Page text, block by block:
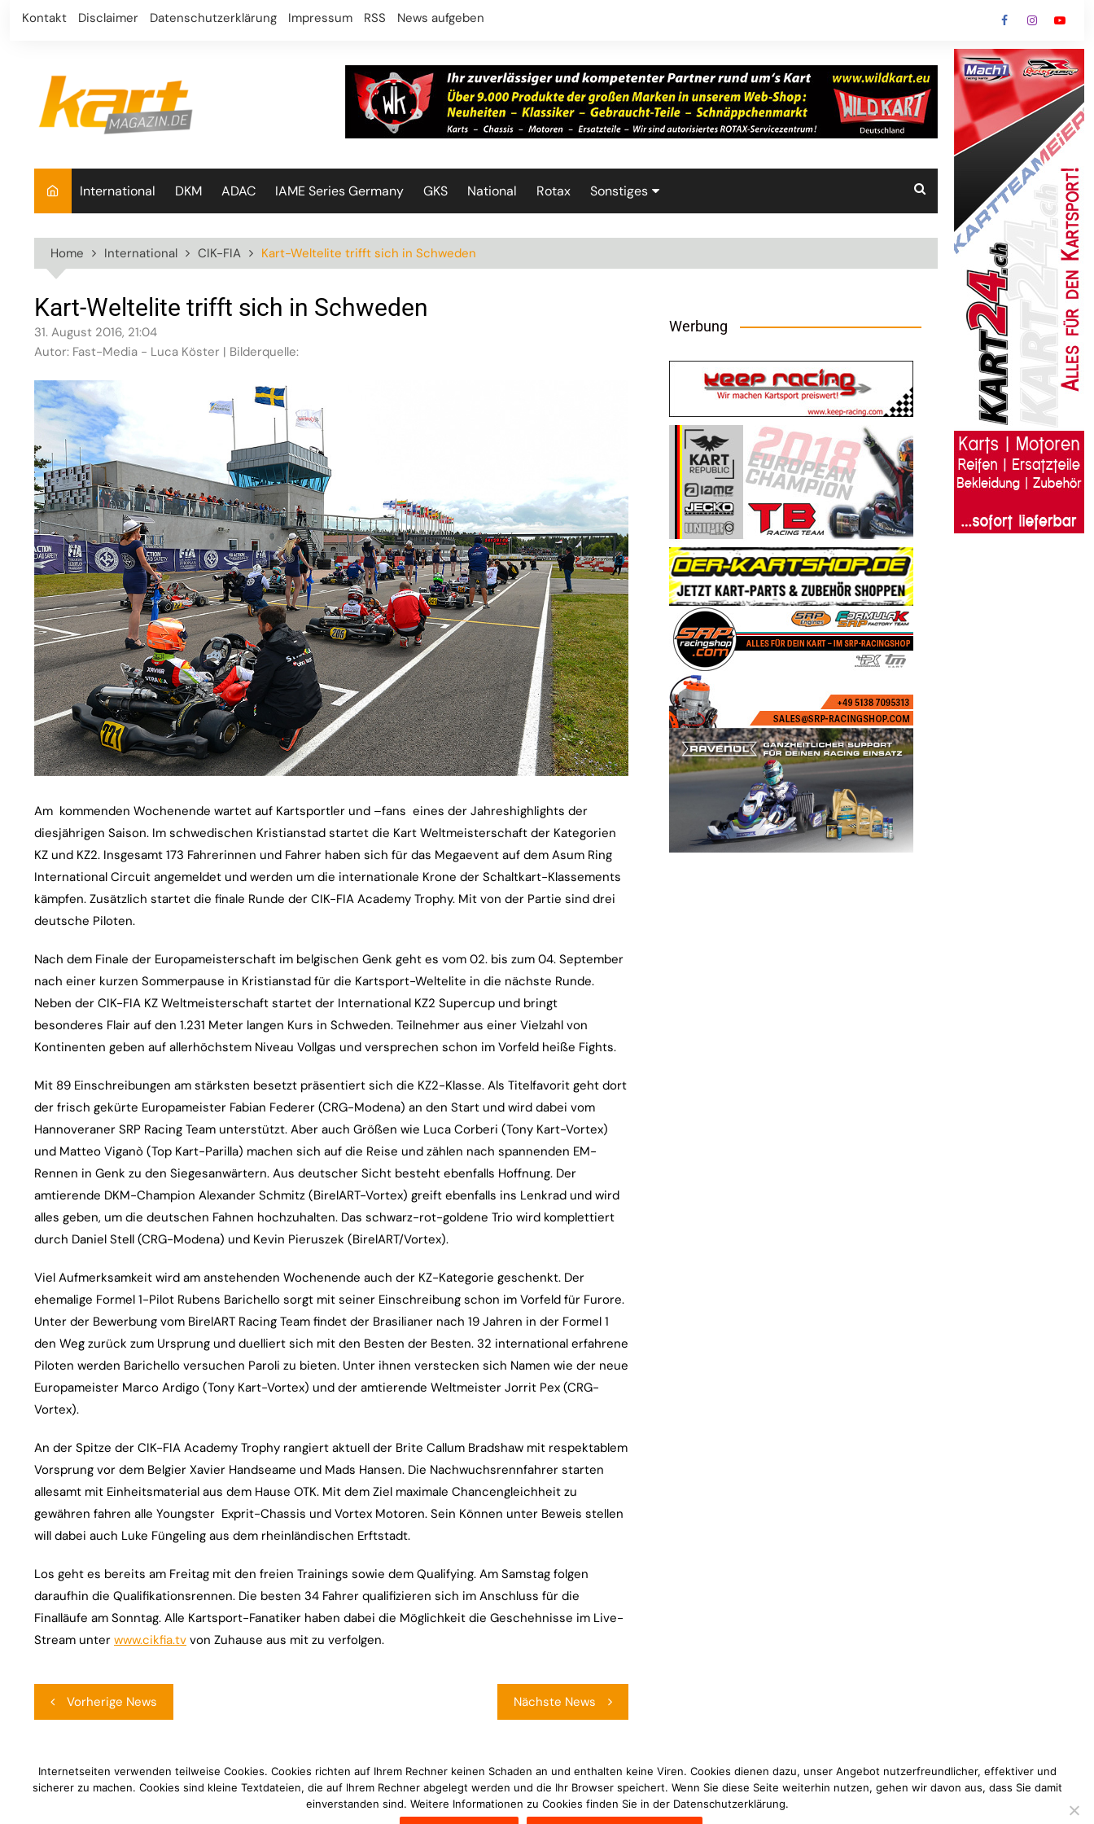
Skip
Kontakt Disclaimer Datenschutzerklärung Impressum RSS News aufgeben
International DKM ADAC IAME Series Germany GKS National Rotax Sonstiges
Home International CIK-FIA Kart-Weltelite trifft sich in Schweden
Kart-Weltelite trifft sich in Schweden
31. August 2016, 21:04
Autor: Fast-Media - Luca Köster | Bilderquelle:
Am kommenden Wochenende wartet auf Kartsportler und –fans eines der Jahreshighlights der
diesjährigen Saison. Im schwedischen Kristianstad startet die Kart Weltmeisterschaft der Kategorien
KZ und KZ2. Insgesamt 173 Fahrerinnen und Fahrer haben sich für das Megaevent auf dem Asum Ring
International Circuit angemeldet und werden um die internationale Krone der Schaltkart-Klassements
kämpfen. Zusätzlich startet die finale Runde der CIK-FIA Academy Trophy. Mit von der Partie sind drei
deutsche Piloten.
Nach dem Finale der Europameisterschaft im belgischen Genk geht es vom 02. bis zum 04. September
nach einer kurzen Sommerpause in Kristianstad für die Kartsport-Weltelite in die nächste Runde.
Neben der CIK-FIA KZ Weltmeisterschaft startet der International KZ2 Supercup und bringt
besonderes Flair auf den 1.231 Meter langen Kurs in Schweden. Teilnehmer aus einer Vielzahl von
Kontinenten geben auf allerhöchstem Niveau Vollgas und versprechen schon im Vorfeld heiße Fights.
Mit 89 Einschreibungen am stärksten besetzt präsentiert sich die KZ2-Klasse. Als Titelfavorit geht dort
der frisch gekürte Europameister Fabian Federer (CRG-Modena) an den Start und wird dabei vom
Hannoveraner SRP Racing Team unterstützt. Aber auch Größen wie Luca Corberi (Tony Kart-Vortex)
und Matteo Viganò (Top Kart-Parilla) machen sich auf die Reise und zählen nach spannenden EM-
Rennen in Genk zu den Siegesanwärtern. Aus deutscher Sicht besteht ebenfalls Hoffnung. Der
amtierende DKM-Champion Alexander Schmitz (BirelART-Vortex) greift ebenfalls ins Lenkrad und wird
alles geben, um die deutschen Fahnen hochzuhalten. Das schwarz-rot-goldene Trio wird komplettiert
durch Daniel Stell (CRG-Modena) und Kevin Pieruszek (BirelART/Vortex).
Viel Aufmerksamkeit wird am anstehenden Wochenende auch der KZ-Kategorie geschenkt. Der
ehemalige Formel 1-Pilot Rubens Barichello sorgt mit seiner Einschreibung schon im Vorfeld für Furore.
Unter der Bewerbung vom BirelART Racing Team findet der Brasilianer nach 19 Jahren in der Formel 1
den Weg zurück zum Ursprung und duelliert sich mit den Besten der Besten. 32 international erfahrene
Piloten werden Barichello versuchen Paroli zu bieten. Unter ihnen verstecken sich Namen wie der neue
Europameister Marco Ardigo (Tony Kart-Vortex) und der amtierende Weltmeister Jorrit Pex (CRG-
Vortex).
An der Spitze der CIK-FIA Academy Trophy rangiert aktuell der Brite Callum Bradshaw mit respektablem
Vorsprung vor dem Belgier Xavier Handseame und Mads Hansen. Die Nachwuchsrennfahrer starten
allesamt mit Einheitsmaterial aus dem Hause OTK. Mit dem Ziel maximale Chancengleichheit zu
gewähren fahren alle Youngster Exprit-Chassis und Vortex Motoren. Sein Können unter Beweis stellen
will dabei auch Luke Füngeling aus dem rheinländischen Erftstadt.
Los geht es bereits am Freitag mit den freien Trainings sowie dem Qualifying. Am Samstag folgen
daraufhin die Qualifikationsrennen. Die besten 34 Fahrer qualifizieren sich im Anschluss für die
Finalläufe am Sonntag. Alle Kartsport-Fanatiker haben dabei die Möglichkeit die Geschehnisse im Live-
Stream unter www.cikfia.tv von Zuhause aus mit zu verfolgen.
Beitragsnavigation
Vorherige News Nächste News
Werbung
Internetseiten verwenden teilweise Cookies. Cookies richten auf Ihrem Rechner keinen Schaden an und enthalten keine Viren. Cookies dienen dazu, unser Angebot nutzerfreundlicher, effektiver und
sicherer zu machen. Cookies sind kleine Textdateien, die auf Ihrem Rechner abgelegt werden und die Ihr Browser speichert. Wenn Sie diese Seite weiterhin nutzen, gehen wir davon aus, dass Sie damit
einverstanden sind. Weitere Informationen zu Cookies finden Sie in der Datenschutzerklärung.